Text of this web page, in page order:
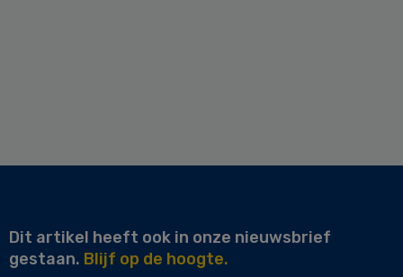
Dit artikel heeft ook in onze nieuwsbrief
gestaan. Blijf op de hoogte.